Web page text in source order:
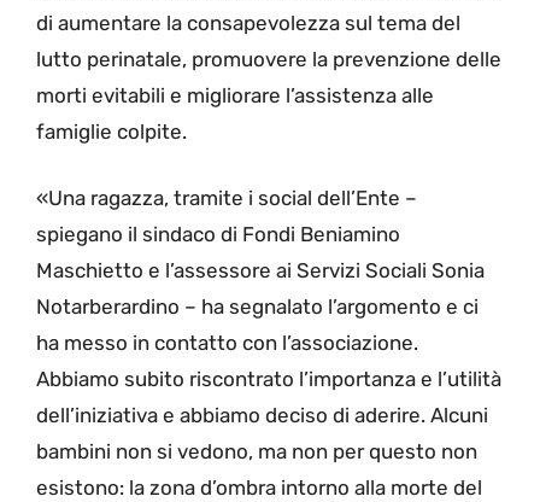
di aumentare la consapevolezza sul tema del
lutto perinatale, promuovere la prevenzione delle
morti evitabili e migliorare l’assistenza alle
famiglie colpite.
«Una ragazza, tramite i social dell’Ente –
spiegano il sindaco di Fondi Beniamino
Maschietto e l’assessore ai Servizi Sociali Sonia
Notarberardino – ha segnalato l’argomento e ci
ha messo in contatto con l’associazione.
Abbiamo subito riscontrato l’importanza e l’utilità
dell’iniziativa e abbiamo deciso di aderire. Alcuni
bambini non si vedono, ma non per questo non
esistono: la zona d’ombra intorno alla morte del